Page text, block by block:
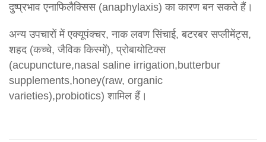
दुष्प्रभाव एनाफिलैक्सिस (anaphylaxis) का कारण बन सकते हैं।
अन्य उपचारों में एक्यूपंक्चर, नाक लवण सिंचाई, बटरबर सप्लीमेंट्स,
शहद (कच्चे, जैविक किस्मों), प्रोबायोटिक्स
(acupuncture,nasal saline irrigation,butterbur
supplements,honey(raw, organic
varieties),probiotics) शामिल हैं।